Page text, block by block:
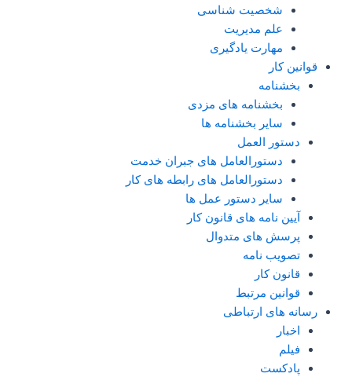
شخصیت شناسی
علم مدیریت
مهارت یادگیری
قوانین کار
بخشنامه
بخشنامه های مزدی
سایر بخشنامه ها
دستور العمل
دستورالعامل های جبران خدمت
دستورالعامل های رابطه های کار
سایر دستور عمل ها
آیین نامه های قانون کار
پرسش های متدوال
تصویب نامه
قانون کار
قوانین مرتبط
رسانه های ارتباطی
اخبار
فیلم
پادکست